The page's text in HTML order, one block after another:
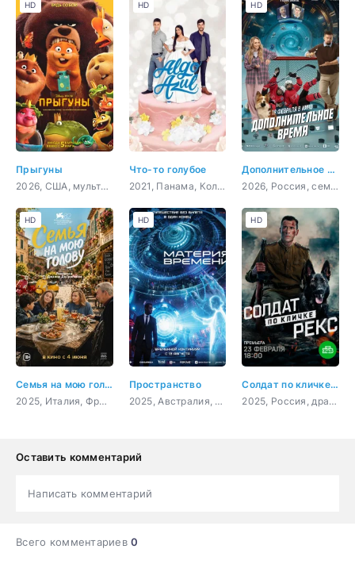
Прыгуны
2026, США, мультфильм, фантастика, комедия, приключения, семейный
HD
Что-то голубое
2021, Панама, Колумбия, комедия
HD
Дополнительное время
2026, Россия, семейный, приключения, спорт, фантастика
HD
Семья на мою голову
2025, Италия, Франция, комедия
HD
Пространство
2025, Австралия, фантастика, триллер, криминал
HD
Солдат по кличке Рекс
2025, Россия, драма, военный
HD
Оставить комментарий
Написать комментарий
Всего комментариев0